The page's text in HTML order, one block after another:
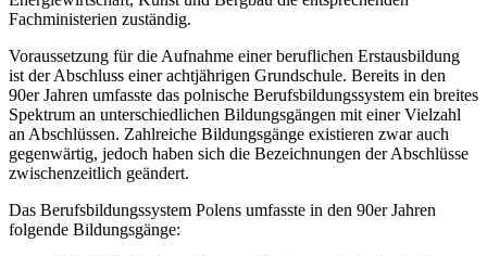
Fachministerien zuständig.
Voraussetzung für die Aufnahme einer beruflichen Erstausbildung
ist der Abschluss einer achtjährigen Grundschule. Bereits in den
90er Jahren umfasste das polnische Berufsbildungssystem ein breites
Spektrum an unterschiedlichen Bildungsgängen mit einer Vielzahl
an Abschlüssen. Zahlreiche Bildungsgänge existieren zwar auch
gegenwärtig, jedoch haben sich die Bezeichnungen der Abschlüsse
zwischenzeitlich geändert.
Das Berufsbildungssystem Polens umfasste in den 90er Jahren
folgende Bildungsgänge: